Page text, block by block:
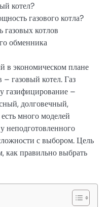
котел?
газового котла?
котлов
обменника
экономическом плане
газовый котел. Газ
газифицирование –
долговечный,
много моделей
неподготовленного
с выбором. Цель
как правильно выбрать